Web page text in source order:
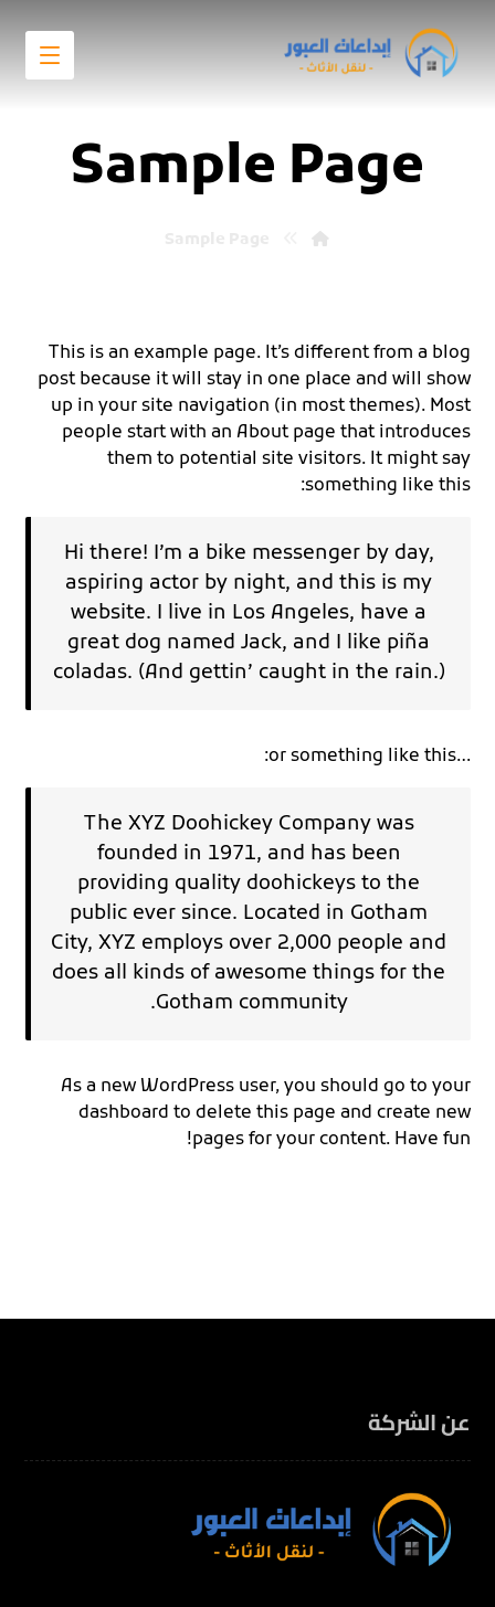
Sample Page
This is an example page. It’s different from a blog
post because it will stay in one place and will show
up in your site navigation (in most themes). Most
people start with an About page that introduces
them to potential site visitors. It might say
something like this:
Hi there! I’m a bike messenger by day,
aspiring actor by night, and this is my
website. I live in Los Angeles, have a
great dog named Jack, and I like piña
coladas. (And gettin’ caught in the rain.)
…or something like this:
The XYZ Doohickey Company was
founded in 1971, and has been
providing quality doohickeys to the
public ever since. Located in Gotham
City, XYZ employs over 2,000 people and
does all kinds of awesome things for the
Gotham community.
As a new WordPress user, you should go to your
dashboard to delete this page and create new
pages for your content. Have fun!
عن الشركة